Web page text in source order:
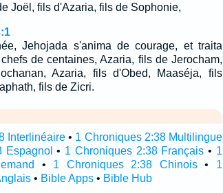
Joël, fils d'Azaria, fils de Sophonie,
Jehojada s'anima de courage, et traita
de centaines, Azaria, fils de Jerocham,
Azaria, fils d'Obed, Maaséja, fils
fils de Zicri.
Interlinéaire • 1 Chroniques 2:38 Multilingue
Espagnol • 1 Chroniques 2:38 Français • 1
• 1 Chroniques 2:38 Chinois• 1
• Bible Apps• Bible Hub